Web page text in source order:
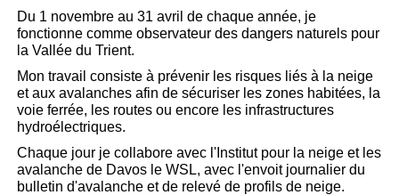
Du 1 novembre au 31 avril de chaque année, je
fonctionne comme observateur des dangers naturels pour
la Vallée du Trient.
Mon travail consiste à prévenir les risques liés à la neige
et aux avalanches afin de sécuriser les zones habitées, la
voie ferrée, les routes ou encore les infrastructures
hydroélectriques.
Chaque jour je collabore avec l'Institut pour la neige et les
avalanche de Davos le WSL, avec l'envoit journalier du
bulletin d'avalanche et de relevé de profils de neige.